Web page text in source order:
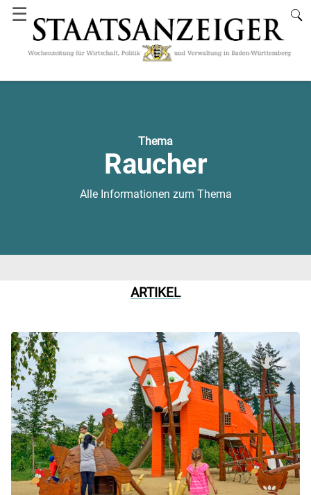
☰
Thema
Raucher
Alle Informationen zum Thema
ARTIKEL